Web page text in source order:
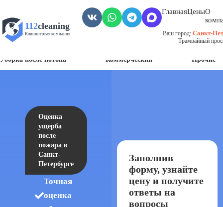
112cleaning
Клининговая компания
ГлавнаяЦеныО
Ваш город: Санкт-
Трамвайный
Уборка после потопа
Коммерческий Прочие
Оценка
ущерба
после
пожара в
Санкт-
Петербурге
Точная
оценка
Заполнив
форму, узнайте
цену и получите
ответы на
вопросы